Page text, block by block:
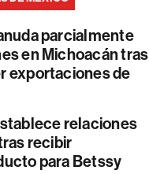
parcialmente
en Michoacán tras
exportaciones de
relaciones
recibir
para Betssy